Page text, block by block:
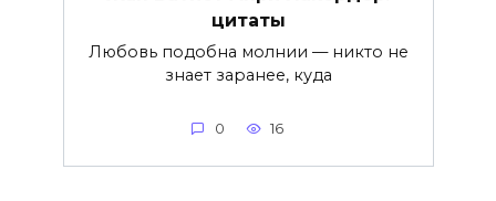
цитаты
Любовь подобна молнии — никто не
знает заранее, куда
0 16